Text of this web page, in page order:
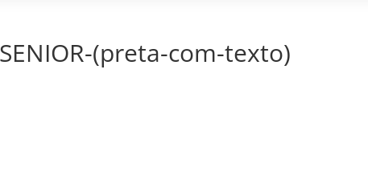
(preta-com-texto)